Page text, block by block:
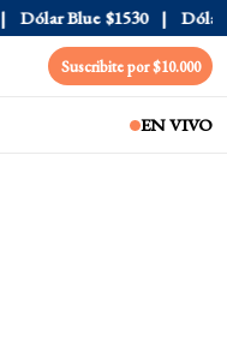
Dólar Blue $1530 Dólar
Suscribite por $10.000
EN VIVO